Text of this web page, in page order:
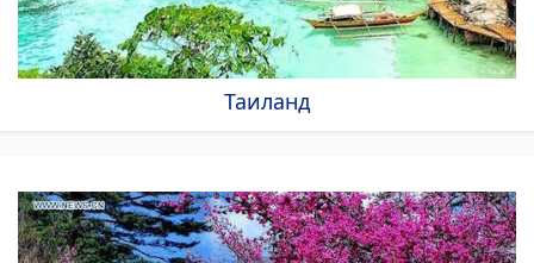
Таиланд